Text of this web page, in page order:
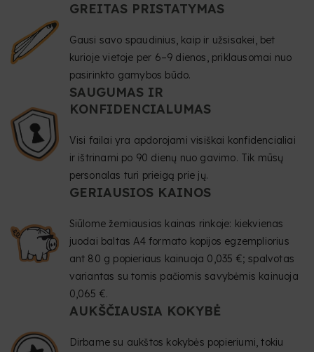
GREITAS PRISTATYMAS
Gausi savo spaudinius, kaip ir užsisakei, bet
kurioje vietoje per 6–9 dienos, priklausomai nuo
pasirinkto gamybos būdo.
SAUGUMAS IR
KONFIDENCIALUMAS
Visi failai yra apdorojami visiškai konfidencialiai
ir ištrinami po 90 dienų nuo gavimo. Tik mūsų
personalas turi prieigą prie jų.
GERIAUSIOS KAINOS
Siūlome žemiausias kainas rinkoje: kiekvienas
juodai baltas A4 formato kopijos egzempliorius
ant 80 g popieriaus kainuoja 0,035 €; spalvotas
variantas su tomis pačiomis savybėmis kainuoja
0,065 €.
AUKŠČIAUSIA KOKYBĖ
Dirbame su aukštos kokybės popieriumi, tokiu